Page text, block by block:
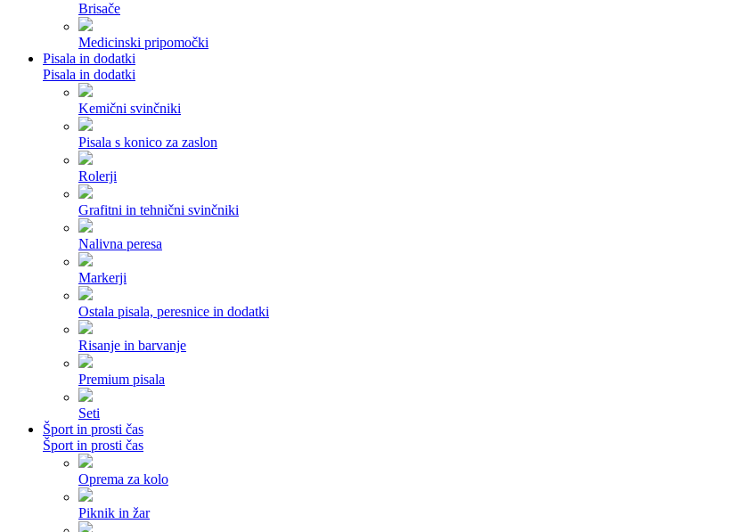
Brisače
Medicinski pripomočki
Pisala in dodatki
Pisala in dodatki
Kemični svinčniki
Pisala s konico za zaslon
Rolerji
Grafitni in tehnični svinčniki
Nalivna peresa
Markerji
Ostala pisala, peresnice in dodatki
Risanje in barvanje
Premium pisala
Seti
Šport in prosti čas
Šport in prosti čas
Oprema za kolo
Piknik in žar